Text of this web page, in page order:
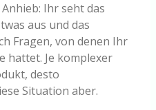
Ihr seht das
aus und das
Fragen, von denen Ihr
hattet. Je komplexer
desto
Situation aber.